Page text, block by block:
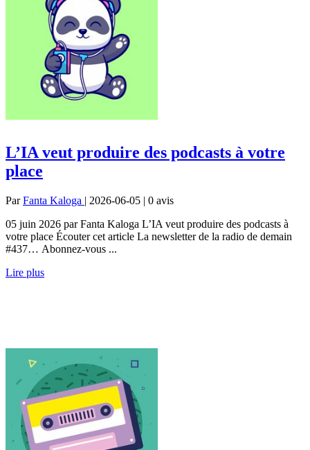
L’IA veut produire des podcasts à votre
place
ParFanta Kaloga | 2026-06-05 | 0 avis
05 juin 2026 par Fanta Kaloga L’IA veut produire des podcasts à
votre place Écouter cet article La newsletter de la radio de demain
#437… Abonnez-vous ...
Lire plus